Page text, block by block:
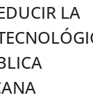
LA